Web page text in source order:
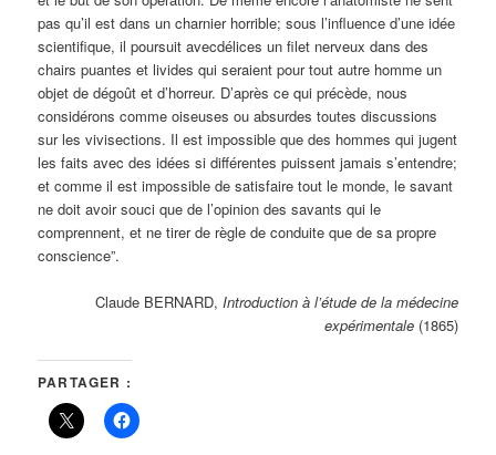
pas qu’il est dans un charnier horrible; sous l’influence d’une idée
scientifique, il poursuit avecdélices un filet nerveux dans des
chairs puantes et livides qui seraient pour tout autre homme un
objet de dégoût et d’horreur. D’après ce qui précède, nous
considérons comme oiseuses ou absurdes toutes discussions
sur les vivisections. Il est impossible que des hommes qui jugent
les faits avec des idées si différentes puissent jamais s’entendre;
et comme il est impossible de satisfaire tout le monde, le savant
ne doit avoir souci que de l’opinion des savants qui le
comprennent, et ne tirer de règle de conduite que de sa propre
conscience”.
Claude BERNARD, Introduction à l’étude de la médecine
expérimentale(1865)
PARTAGER :